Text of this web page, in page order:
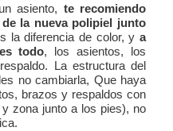
asiento, te recomiendo
la nueva polipiel junto
la diferencia de color, y a
todo, los asientos, los
La estructura del
no cambiarla, Que haya
brazos y respaldos con
zona junto a los pies), no